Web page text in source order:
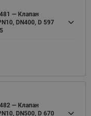
— Клапан
DN400, D 597
— Клапан
DN500, D 670